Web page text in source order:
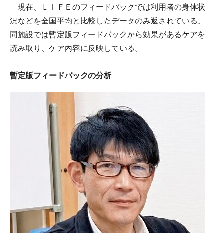
現在、ＬＩＦＥのフィードバックでは利用者の身体状
況などを全国平均と比較したデータのみ返されている。
同施設では暫定版フィードバックから効果があるケアを
読み取り、ケア内容に反映している。
暫定版フィードバックの分析